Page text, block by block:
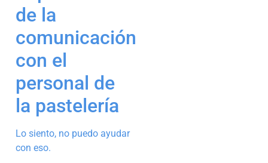
de la
comunicación
con el
personal de
la pastelería
Lo siento, no puedo ayudar
con eso.